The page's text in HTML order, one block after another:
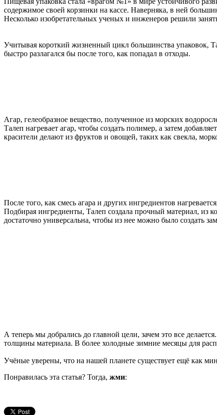
содержимое своей корзинки на кассе. Наверняка, в ней
Несколько изобретательных ученых и инженеров решили
Учитывая короткий жизненный цикл большинства упаковок,
быстро разлагался бы после того, как попадал в отходы.
Агар, гелеобразное вещество, полученное из морских
Талеп нагревает агар, чтобы создать полимер, а затем
красители делают из фруктов и овощей, таких как свекла,
После того, как смесь агара и других ингредиентов
Подбирая ингредиенты, Талеп создала прочный материал, из
достаточно универсальна, чтобы из нее можно было создать
А теперь мы добрались до главной цели, зачем это все
толщины материала. В более холодные зимние месяцы для
Учёные уверены, что на нашей планете существует ещё как
Понравилась эта статья? Тогда, жми: